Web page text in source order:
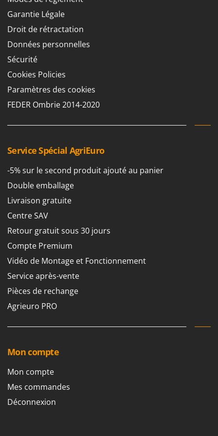
Perches Élagueuses
Pétrins à Spirale
Piscines
Planteuses de pommes de terre pour tracteur
Plateaux de coupe pour tracteur
Plumeuses
Pompes d'irrigation à tracteur
Pompes de transfert
Poussoirs à saucisse
Presses à pellets
Pressoirs à fruits
Pressoirs à Raisin
Pulvérisateurs
Pulvérisateurs portés
R
Rafraîchisseurs d'air par évaporation
Rampes de chargement en aluminium
Râpes à fromage électriques
Râteaux pour tracteur
Robots Tondeuses
Rogneuses de souches
Rouleaux pour tracteur
S
Francini
G
Gardena
GeoTech
GeoTech Pro
Gierre
Ginko - MGM
Girmi
GRAEF
Gre
GreenBay
Greenworks
GRIFO
GVS
GYS
H
Hailo
HiKOKI
I
Idromatic
Il-Tec
Imperia
Garantie Légale
Droit de rétractation
Données personnelles
Sécurité
Cookies Policies
Paramètres des cookies
FEDER Ombrie 2014-2020
Service Spécial AgriEuro
-5% sur le second produit ajouté au panier
Double emballage
Livraison gratuite
Centre SAV
Retour gratuit sous 30 jours
Compte Premium
Vidéo de Montage et Fonctionnement
Service après-vente
Pièces de rechange
Agrieuro PRO
Mon compte
Mon compte
Mes commandes
Déconnexion